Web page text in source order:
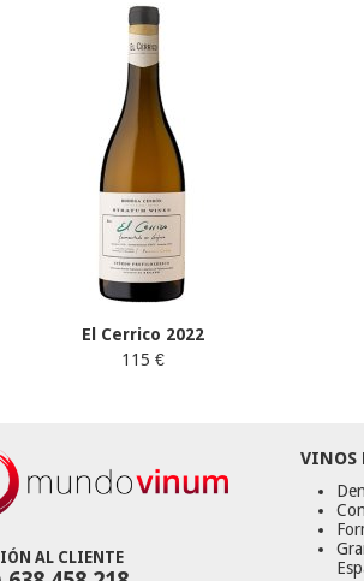
El Cerrico 2022
115 €
AL CLIENTE
VINOS